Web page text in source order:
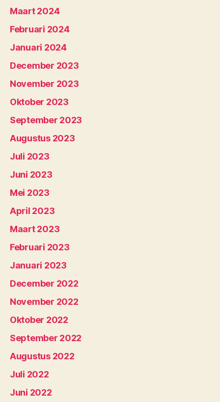
Maart 2024
Februari 2024
Januari 2024
December 2023
November 2023
Oktober 2023
September 2023
Augustus 2023
Juli 2023
Juni 2023
Mei 2023
April 2023
Maart 2023
Februari 2023
Januari 2023
December 2022
November 2022
Oktober 2022
September 2022
Augustus 2022
Juli 2022
Juni 2022